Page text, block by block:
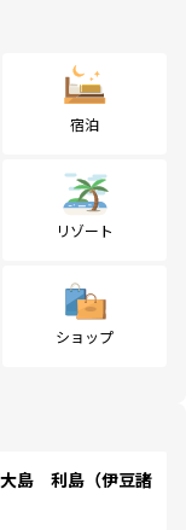
宿泊
リゾート
ショップ
島 利島（伊豆諸